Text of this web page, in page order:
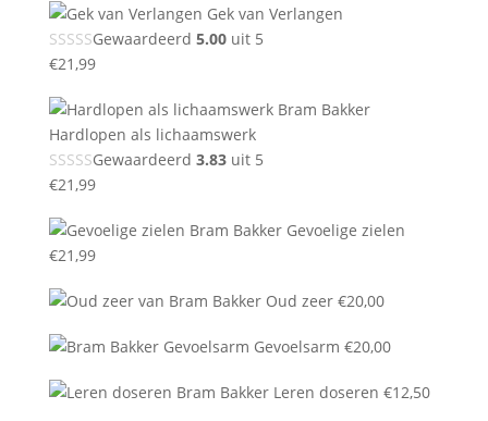
Gek van Verlangen
Gewaardeerd 5.00uit 5
€21,99
Hardlopen als lichaamswerk
Gewaardeerd 3.83uit 5
€21,99
Gevoelige zielen
€21,99
Oud zeer €20,00
Gevoelsarm €20,00
Leren doseren €12,50